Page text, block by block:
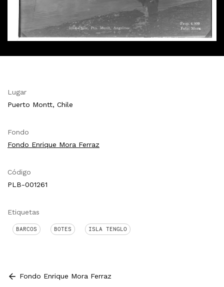
Lugar
Puerto Montt, Chile
Fondo
Fondo Enrique Mora Ferraz
Código
PLB-001261
Etiquetas
BARCOS BOTES ISLA TENGLO
Fondo Enrique Mora Ferraz